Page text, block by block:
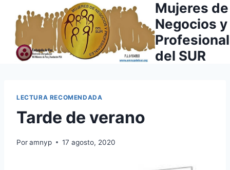
contenido
Mujeres de
Negocios y
del SUR
LECTURA RECOMENDADA
Tarde de verano
Poramnyp 17 agosto, 2020